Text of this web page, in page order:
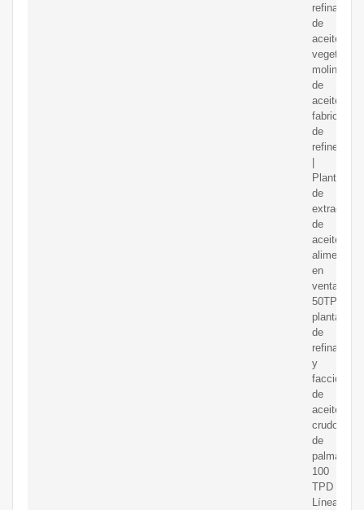
refinación
de
aceite
vegetal
molino
de
aceite
fabricantes
de
refinería
Planta
de
extracción
de
aceite
alimentario
en
venta.
50TPD
planta
de
refinación
y
de
aceite
crudo
de
palma
100
TPD
Línea